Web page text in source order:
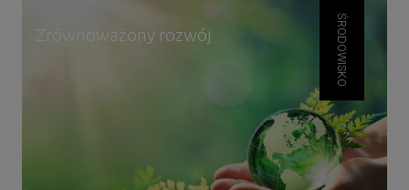
Zrównoważony rozwój ŚRODOWISKO